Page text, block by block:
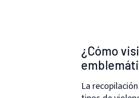
¿Cómo
La